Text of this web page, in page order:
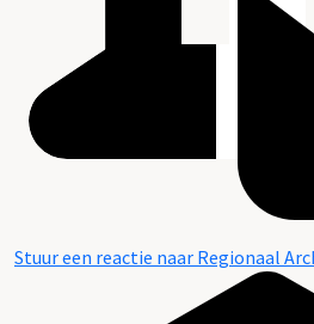
Stuur een reactie naar Regionaal